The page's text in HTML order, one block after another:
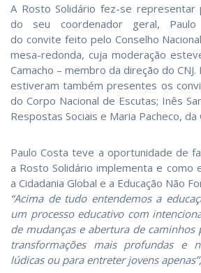
A Rosto Solidário fez-se representar
do seu coordenador geral,
do convite feito pelo Conselho
mesa-redonda, cuja moderação
Camacho – membro da direção do
estiveram também presentes os
do Corpo Nacional de Escutas; Inês
Respostas Sociais e Maria Pacheco, da
Paulo Costa teve a oportunidade de
a Rosto Solidário implementa e como
a Cidadania Global e a Educação Não
“Acima de tudo entendemos a
um processo educativo com
de mudanças e abertura de caminhos
transformações mais profundas e
lúdicas ou para entreter jovens